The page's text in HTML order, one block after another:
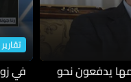
يدفعون نحو
في